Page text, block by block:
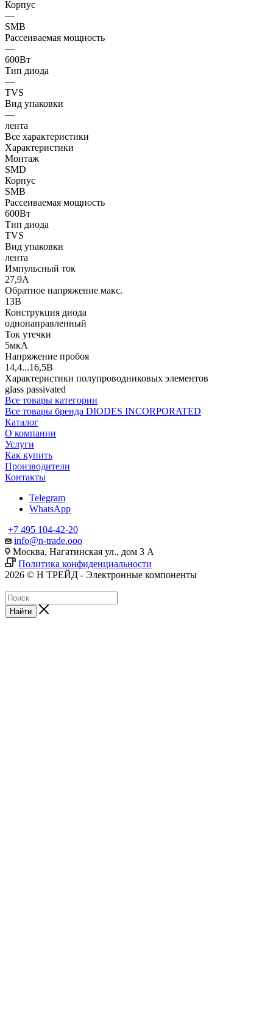
Корпус
—
SMB
Рассеиваемая мощность
—
600Вт
Тип диода
—
TVS
Вид упаковки
—
лента
Все характеристики
Характеристики
Монтаж
SMD
Корпус
SMB
Рассеиваемая мощность
600Вт
Тип диода
TVS
Вид упаковки
лента
Импульсный ток
27,9А
Обратное напряжение макс.
13В
Конструкция диода
однонаправленный
Ток утечки
5мкА
Напряжение пробоя
14,4...16,5В
Характеристики полупроводниковых элементов
glass passivated
Все товары категории
Все товары бренда DIODES INCORPORATED
Каталог
О компании
Услуги
Как купить
Производители
Контакты
Telegram
WhatsApp
+7 495 104-42-20
info@n-trade.ooo
Москва, Нагатинская ул., дом 3 А
Политика конфиденциальности
2026 © Н ТРЕЙД - Электронные компоненты
Найти